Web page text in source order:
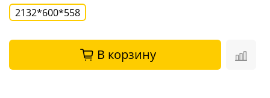
2132*600*558
В корзину